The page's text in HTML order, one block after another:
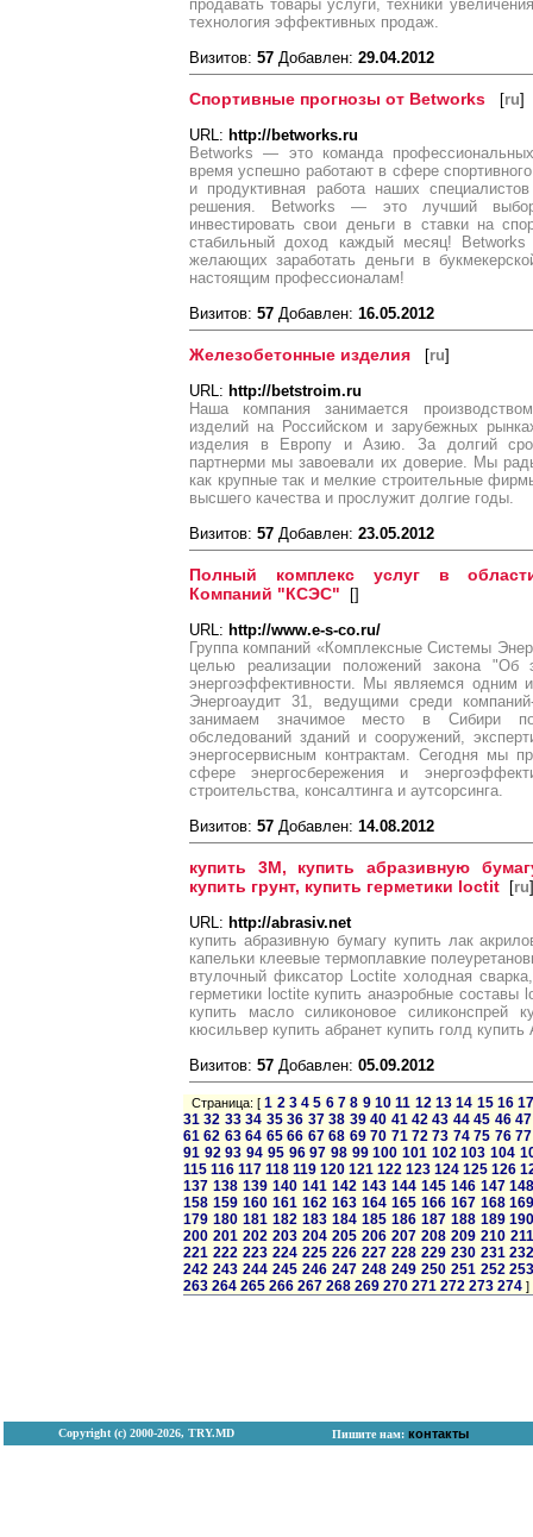
продавать товары услуги, техники
технология эффективных продаж.
Визитов: 57 Добавлен: 29.04.2012
Спортивные прогнозы от Betworks [ru]
URL: http://betworks.ru
Betworks — это команда
время успешно работают в сфере
и продуктивная работа наших
решения. Betworks — это лучший
инвестировать свои деньги в ставки на
стабильный доход каждый месяц!
желающих заработать деньги в
настоящим профессионалам!
Визитов: 57 Добавлен: 16.05.2012
Железобетонные изделия [ru]
URL: http://betstroim.ru
Наша компания занимается
изделий на Российском и зарубежных
изделия в Европу и Азию. За долгий
партнерми мы завоевали их доверие. Мы
как крупные так и мелкие строительные
высшего качества и прослужит долгие годы.
Визитов: 57 Добавлен: 23.05.2012
Полный комплекс услуг в
Компаний "КСЭС" []
URL: http://www.e-s-co.ru/
Группа компаний «Комплексные Системы
целью реализации положений закона "Об
энергоэффективности. Мы являемся
Энергоаудит 31, ведущими среди
занимаем значимое место в Сибири по
обследований зданий и сооружений,
энергосервисным контрактам. Сегодня мы
сфере энергосбережения и
строительства, консалтинга и аутсорсинга.
Визитов: 57 Добавлен: 14.08.2012
купить 3M, купить абразивную
купить грунт, купить герметики loctit [ru]
URL: http://abrasiv.net
купить абразивную бумагу купить лак
капельки клеевые термоплавкие
втулочный фиксатор Loctite холодная
герметики loctite купить анаэробные
купить масло силиконовое силиконспрей
кюсильвер купить абранет купить голд купить
Визитов: 57 Добавлен: 05.09.2012
Страница: [1 2 3 4 5 6 7 8 9 10 11 12 13 14 15 16
31 32 33 34 35 36 37 38 39 40 41 42 43 44 45 46 47
61 62 63 64 65 66 67 68 69 70 71 72 73 74 75 76 77
91 92 93 94 95 96 97 98 99 100 101 102 103 104
115 116 117 118 119 120 121 122 123 124 125 126
137 138 139 140 141 142 143 144 145 146 147
158 159 160 161 162 163 164 165 166 167 168
179 180 181 182 183 184 185 186 187 188 189
200 201 202 203 204 205 206 207 208 209 210 211
221 222 223 224 225 226 227 228 229 230 231
242 243 244 245 246 247 248 249 250 251 252
263 264 265 266 267 268 269 270 271 272 273 274 ]
Copyright (с) 2000-2026, TRY.MD Пишите нам: контакты